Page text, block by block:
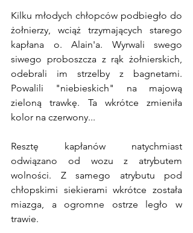
Kilku młodych chłopców podbiegło do
żołnierzy, wciąż trzymających starego
kapłana o. Alain'a. Wyrwali swego
siwego proboszcza z rąk żołnierskich,
odebrali im strzelby z bagnetami.
Powalili "niebieskich" na majową
zieloną trawkę. Ta wkrótce zmieniła
kolor na czerwony...
Resztę kapłanów natychmiast
odwiązano od wozu z atrybutem
wolności. Z samego atrybutu pod
chłopskimi siekierami wkrótce została
miazga, a ogromne ostrze legło w
trawie.